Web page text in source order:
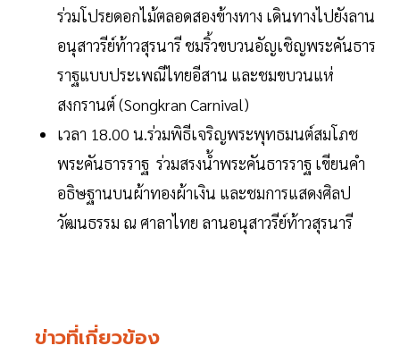
ร่วมโปรยดอกไม้ตลอดสองข้างทาง เดินทางไปยังลาน
อนุสาวรีย์ท้าวสุรนารี ชมริ้วขบวนอัญเชิญพระคันธาร
ราฐแบบประเพณีไทยอีสาน และชมขบวนแห่
สงกรานต์ (Songkran Carnival)
เวลา 18.00 น.ร่วมพิธีเจริญพระพุทธมนต์สมโภช
พระคันธารราฐ ร่วมสรงน้ำพระคันธารราฐ เขียนคำ
อธิษฐานบนผ้าทองผ้าเงิน และชมการแสดงศิลป
วัฒนธรรม ณ ศาลาไทย ลานอนุสาวรีย์ท้าวสุรนารี
ข่าวที่เกี่ยวข้อง